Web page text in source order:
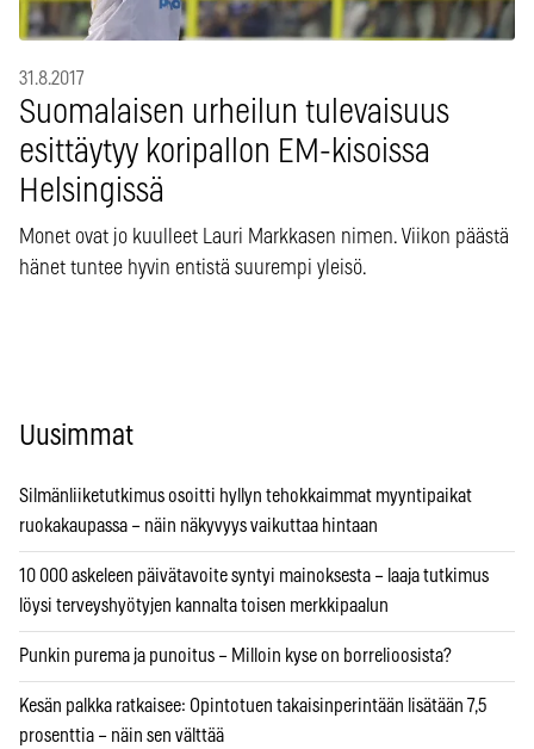
31.8.2017
Suomalaisen urheilun tulevaisuus
esittäytyy koripallon EM-kisoissa
Helsingissä
Monet ovat jo kuulleet Lauri Markkasen nimen. Viikon päästä
hänet tuntee hyvin entistä suurempi yleisö.
Uusimmat
Silmänliiketutkimus osoitti hyllyn tehokkaimmat myyntipaikat
ruokakaupassa – näin näkyvyys vaikuttaa hintaan
10 000 askeleen päivätavoite syntyi mainoksesta – laaja tutkimus
löysi terveyshyötyjen kannalta toisen merkkipaalun
Punkin purema ja punoitus – Milloin kyse on borrelioosista?
Kesän palkka ratkaisee: Opintotuen takaisinperintään lisätään 7,5
prosenttia – näin sen välttää